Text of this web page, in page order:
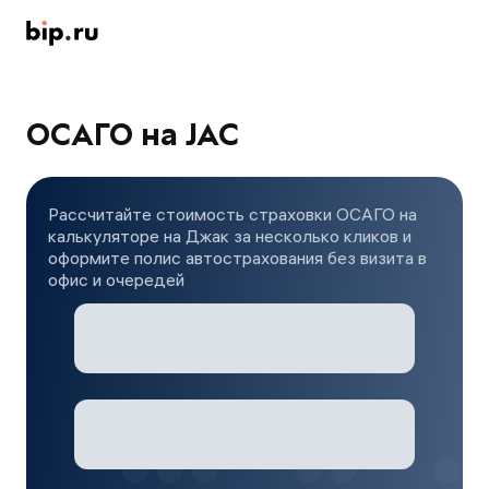
ОСАГО на JAC
Рассчитайте стоимость страховки ОСАГО на
калькуляторе на Джак за несколько кликов и
оформите полис автострахования без визита в
офис и очередей